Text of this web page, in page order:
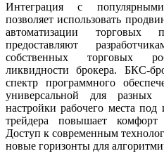
Интеграция с
позволяет использовать
автоматизации торговых
предоставляют
собственных торговых
ликвидности брокера. БКС-
спектр программного
универсальной для разных
настройки рабочего места
трейдера повышает
Доступ к современным
новые горизонты для